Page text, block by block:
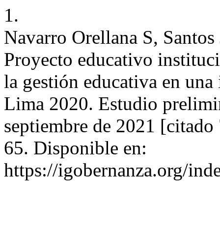
1.
Navarro Orellana S,
Proyecto educativo
la gestión educativa en
Lima 2020. Estudio
septiembre de 2021
65. Disponible en:
https://igobernanza.org/